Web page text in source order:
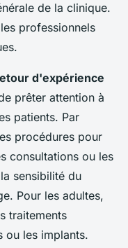
de la clinique.
professionnels
d'expérience
prêter attention à
patients. Par
procédures pour
consultations ou les
sensibilité du
Pour les adultes,
traitements
ou les implants.